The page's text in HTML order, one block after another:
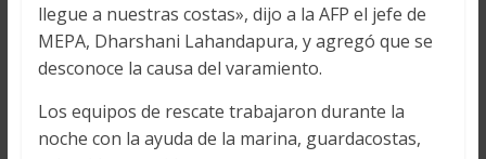
llegue a nuestras costas», dijo a la AFP el jefe de
MEPA, Dharshani Lahandapura, y agregó que se
desconoce la causa del varamiento.
Los equipos de rescate trabajaron durante la
noche con la ayuda de la marina, guardacostas,